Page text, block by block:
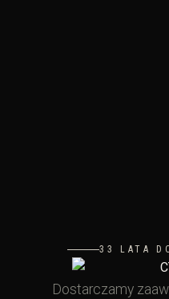
33 LATA
Dostarczamy